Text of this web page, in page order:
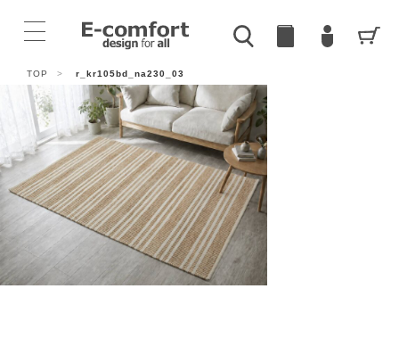
TOP > r_kr105bd_na230_03